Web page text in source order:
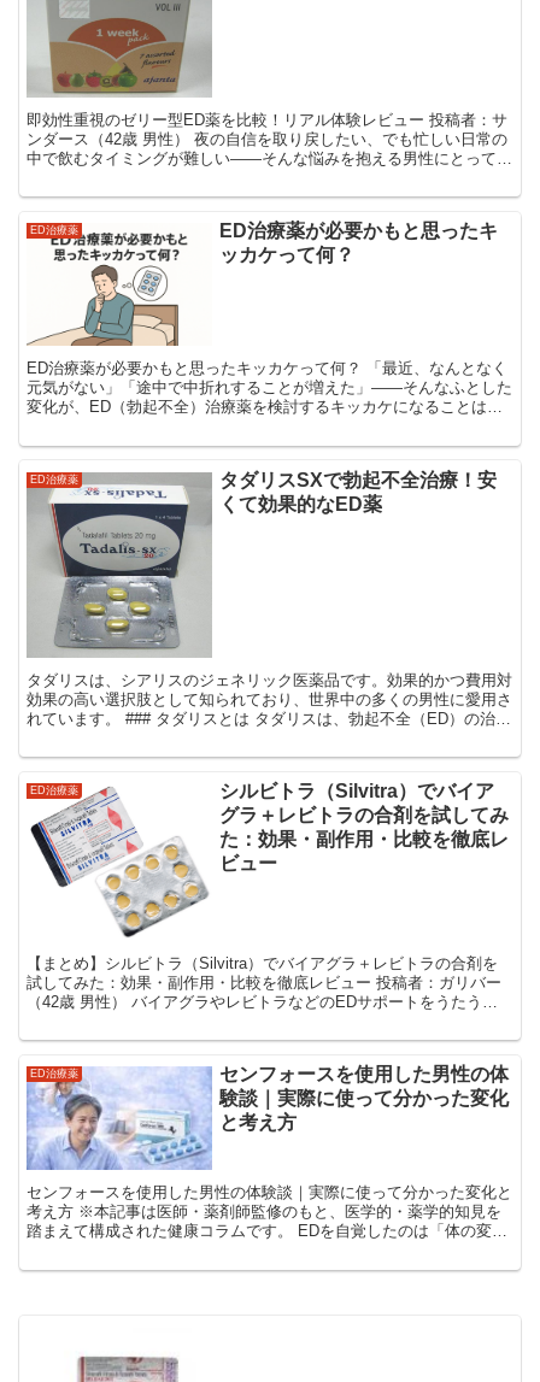
即効性重視のゼリー型ED薬を比較！リアル体験レビュー 投稿者：サ
ンダース（42歳 男性） 夜の自信を取り戻したい、でも忙しい日常の
中で飲むタイミングが難しい――そんな悩みを抱える男性にとって、
ED治療薬
ED治療薬が必要かもと思ったキ
ッカケって何？
ED治療薬が必要かもと思ったキッカケって何？ 「最近、なんとなく
元気がない」「途中で中折れすることが増えた」――そんなふとした
変化が、ED（勃起不全）治療薬を検討するキッカケになることは少
ED治療薬
タダリスSXで勃起不全治療！安
くて効果的なED薬
タダリスは、シアリスのジェネリック医薬品です。効果的かつ費用対
効果の高い選択肢として知られており、世界中の多くの男性に愛用さ
れています。 ### タダリスとは タダリスは、勃起不全（ED）の治療
ED治療薬
シルビトラ（Silvitra）でバイア
グラ＋レビトラの合剤を試してみ
た：効果・副作用・比較を徹底レ
ビュー
【まとめ】シルビトラ（Silvitra）でバイアグラ＋レビトラの合剤を
試してみた：効果・副作用・比較を徹底レビュー 投稿者：ガリバー
（42歳 男性） バイアグラやレビトラなどのEDサポートをうたう商
ED治療薬
センフォースを使用した男性の体
験談｜実際に使って分かった変化
と考え方
センフォースを使用した男性の体験談｜実際に使って分かった変化と
考え方 ※本記事は医師・薬剤師監修のもと、医学的・薬学的知見を
踏まえて構成された健康コラムです。 EDを自覚したのは「体の変